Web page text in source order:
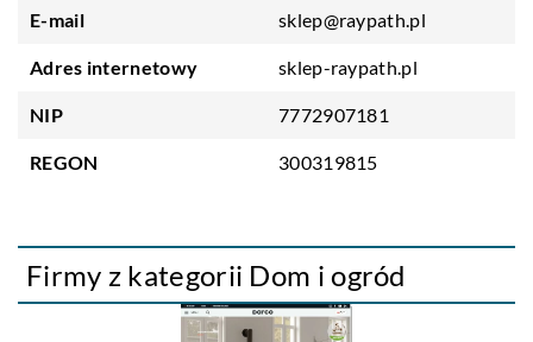
E-mail sklep@raypath.pl
Adres internetowy sklep-raypath.pl
NIP 7772907181
REGON 300319815
Firmy z kategorii Dom i ogród